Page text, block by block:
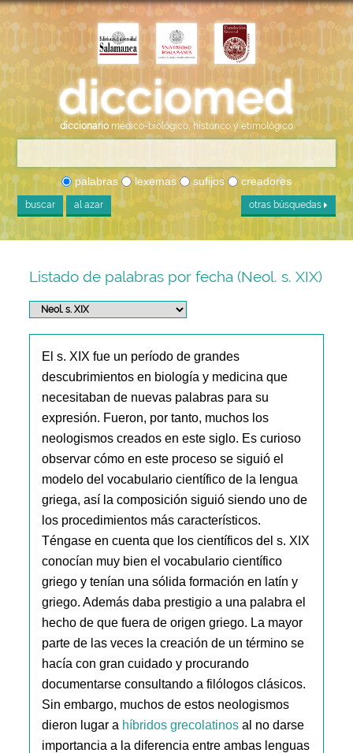
diccionario médico-biológico, histórico y etimológico
palabras lexemas sufijos creadores
buscar al azar otras búsquedas
Listado de palabras por fecha (Neol. s. XIX)
El s. XIX fue un período de grandes
descubrimientos en biología y medicina que
necesitaban de nuevas palabras para su
expresión. Fueron, por tanto, muchos los
neologismos creados en este siglo. Es curioso
observar cómo en este proceso se siguió el
modelo del vocabulario científico de la lengua
griega, así la composición siguió siendo uno de
los procedimientos más característicos.
Téngase en cuenta que los científicos del s. XIX
conocían muy bien el vocabulario científico
griego y tenían una sólida formación en latín y
griego. Además daba prestigio a una palabra el
hecho de que fuera de origen griego. La mayor
parte de las veces la creación de un término se
hacía con gran cuidado y procurando
documentarse consultando a filólogos clásicos.
Sin embargo, muchos de estos neologismos
dieron lugar a híbridos grecolatinos al no darse
importancia a la diferencia entre ambas lenguas